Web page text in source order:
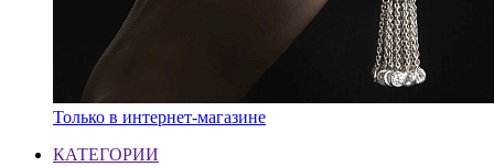
Только в интернет-магазине
КАТЕГОРИИ